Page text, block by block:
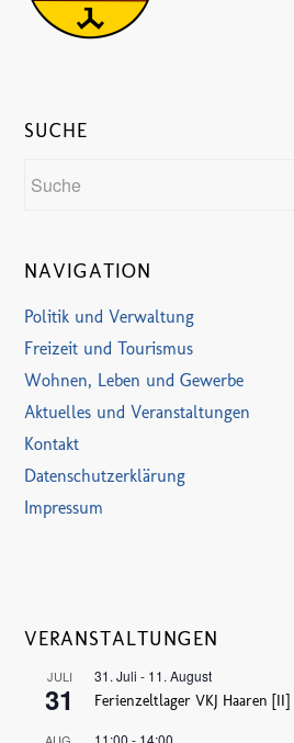
SUCHE
NAVIGATION
Politik und Verwaltung
Freizeit und Tourismus
Wohnen, Leben und Gewerbe
Aktuelles und Veranstaltungen
Kontakt
Datenschutzerklärung
Impressum
VERANSTALTUNGEN
JULI
31
31. Juli - 11. August
Ferienzeltlager VKJ Haaren [II]